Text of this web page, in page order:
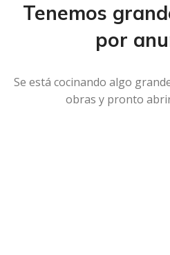
Tenemos
por
Se está cocinando algo
obras y pronto